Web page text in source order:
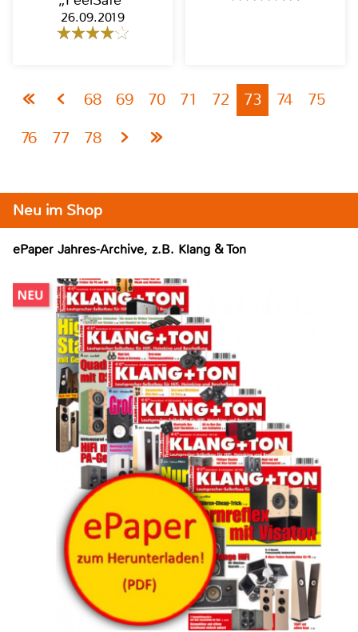
26.09.2019
68 69 70 71 72 73 74
75
76
77 78
Neu im Shop
ePaper Jahres-Archive, z.B. Klang & Ton